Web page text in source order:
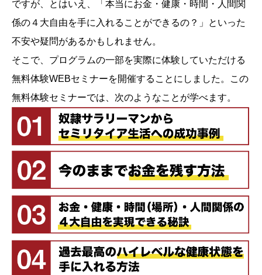
ですが、とはいえ、「本当にお金・健康・時間・人間関
係の４大自由を手に入れることができるの？」といった
不安や疑問があるかもしれません。
そこで、プログラムの一部を実際に体験していただける
無料体験WEBセミナーを開催することにしました。この
無料体験セミナーでは、次のようなことが学べます。